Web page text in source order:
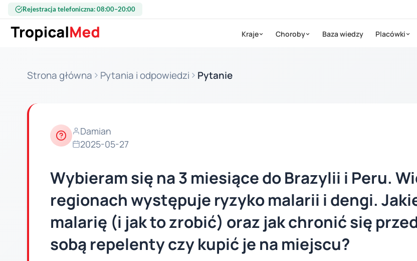
Przejdź do treści
Rejestracja telefoniczna: 08:00–20:00
Kraje Choroby Baza wiedzy Placówki
Strona główna Pytania i odpowiedzi Pytanie
Damian
2025-05-27
Wybieram się na 3 miesiące do Brazylii i Peru.
regionach występuje ryzyko malarii i dengi.
malarię (i jak to zrobić) oraz jak chronić się
sobą repelenty czy kupić je na miejscu?